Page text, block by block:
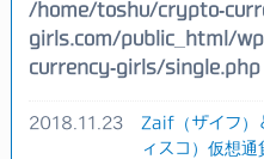
/home/toshu/crypto-
girls.com/public_html/
currency-girls/single.php
2018.11.23
Zaif（ザイフ）
ィスコ）仮想通